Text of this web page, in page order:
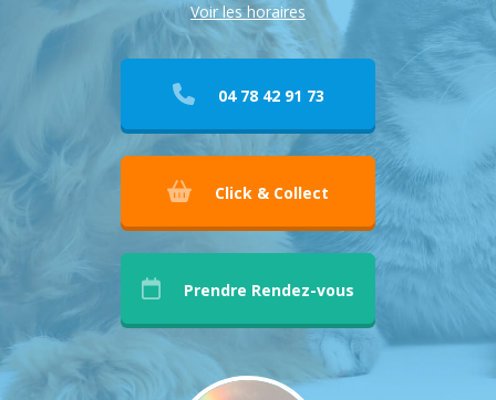
Voir les horaires
04 78 42 91 73
Click & Collect
Prendre Rendez-vous